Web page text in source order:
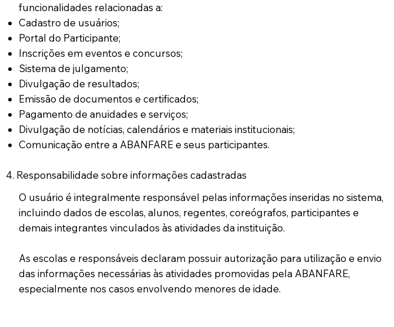
funcionalidades relacionadas a:
Cadastro de usuários;
Portal do Participante;
Inscrições em eventos e concursos;
Sistema de julgamento;
Divulgação de resultados;
Emissão de documentos e certificados;
Pagamento de anuidades e serviços;
Divulgação de notícias, calendários e materiais institucionais;
Comunicação entre a ABANFARE e seus participantes.
4. Responsabilidade sobre informações cadastradas
O usuário é integralmente responsável pelas informações inseridas no sistema,
incluindo dados de escolas, alunos, regentes, coreógrafos, participantes e
demais integrantes vinculados às atividades da instituição.
As escolas e responsáveis declaram possuir autorização para utilização e envio
das informações necessárias às atividades promovidas pela ABANFARE,
especialmente nos casos envolvendo menores de idade.